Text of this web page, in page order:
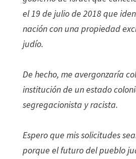
el 19 de julio de 2018 que
nación con una propiedad
judío.
De hecho, me avergonzaría
institución de un estado
segregacionista y racista.
Espero que mis solicitudes
porque el futuro del pueblo